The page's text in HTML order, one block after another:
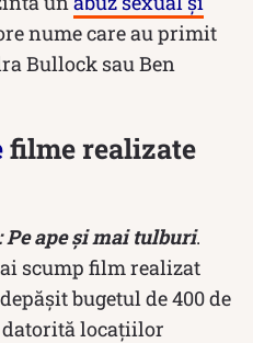
nume care au primit
Bullock sau Ben
filme realizate
ape și mai tulburi.
scump film realizat
bugetul de 400 de
locațiilor